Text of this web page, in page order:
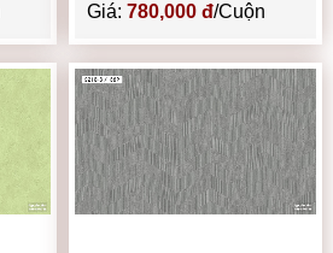
Giá: 780,000 đ/Cuộn